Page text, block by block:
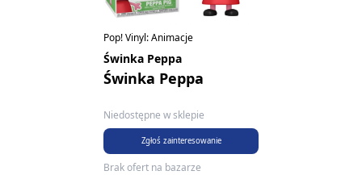
Pop! Vinyl: Animacje
Świnka Peppa
Świnka Peppa
Niedostępne w sklepie
Zgłoś zainteresowanie
Brak ofert na bazarze